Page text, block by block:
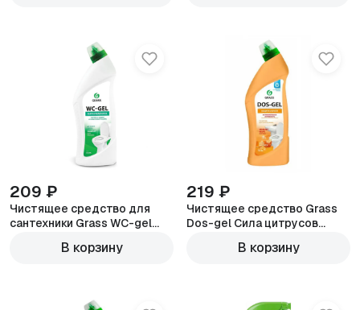
209 ₽
Чистящее средство для
сантехники Grass WC-gel
В корзину
219 ₽
Чистящее средство Grass
Dos-gel Сила цитрусов
В корзину